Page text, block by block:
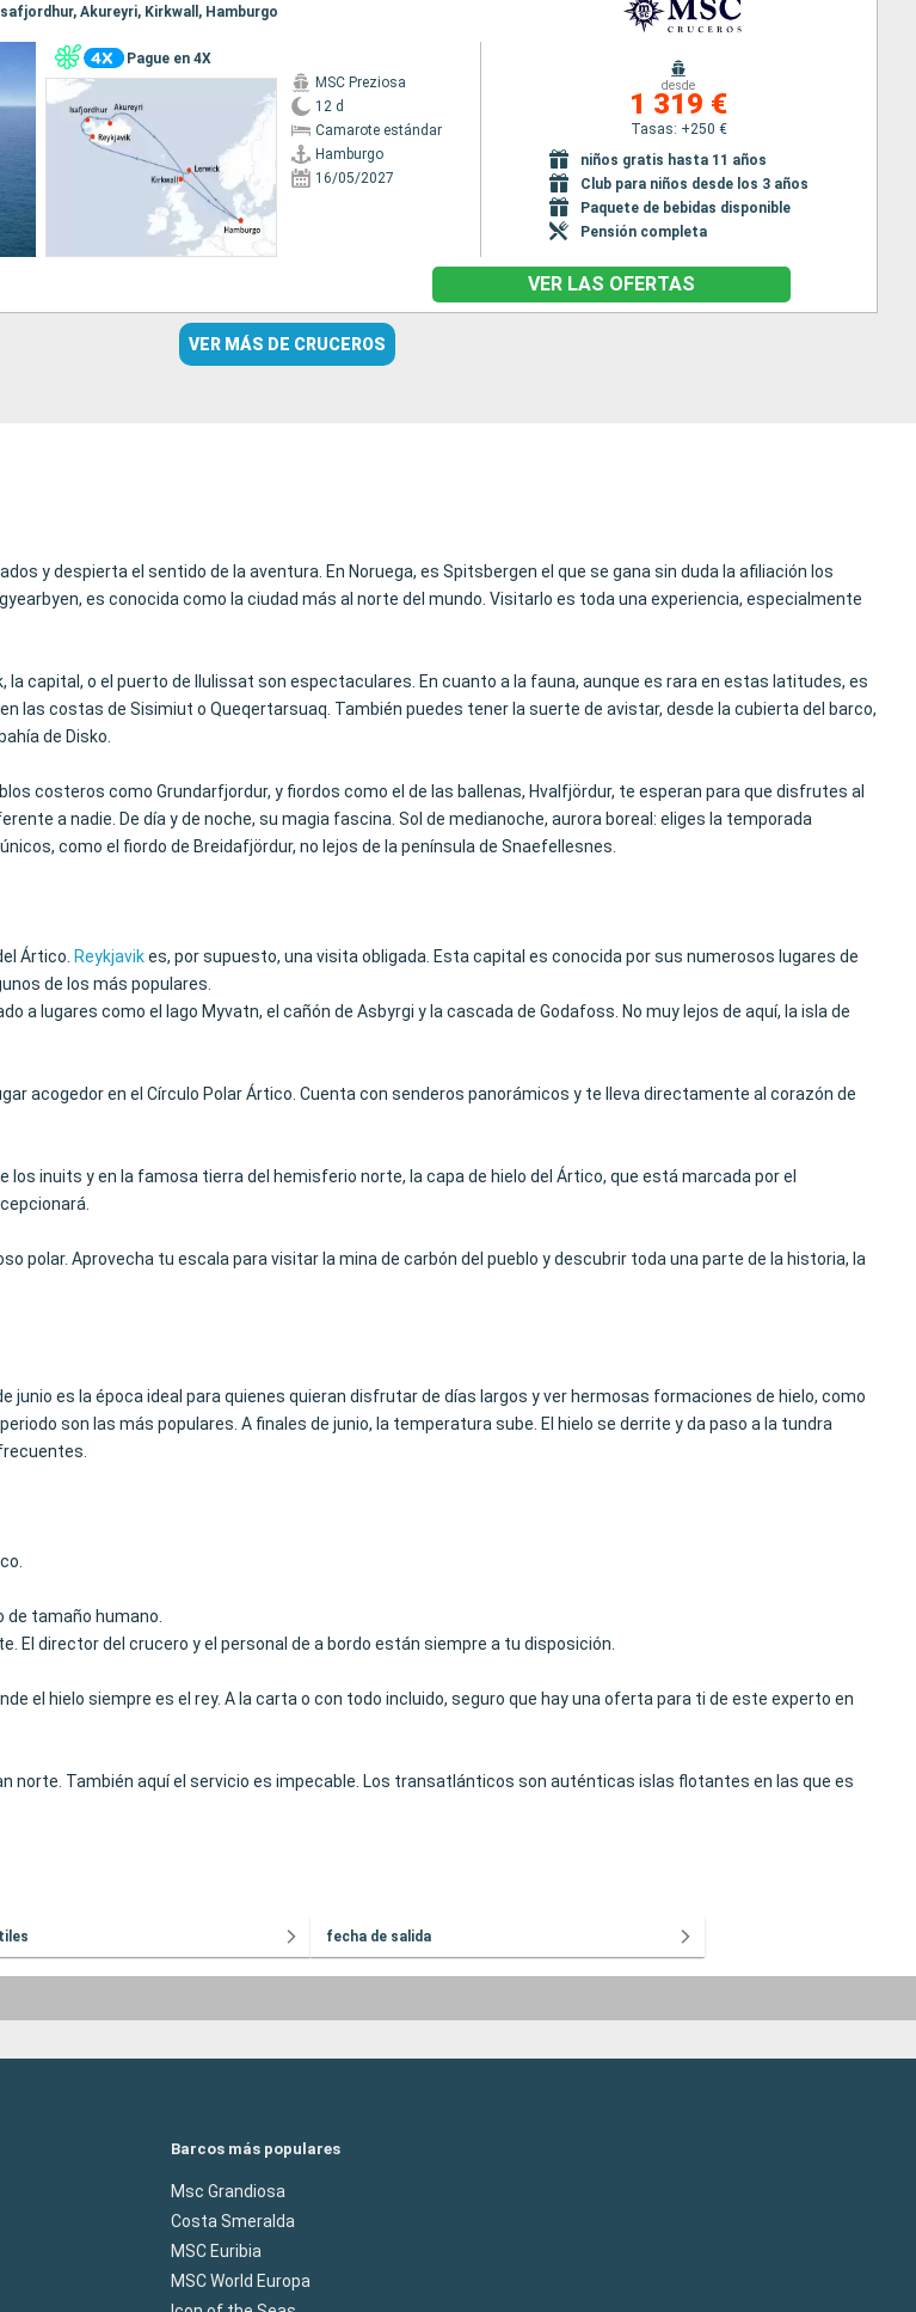
Akureyri, Kirkwall, Hamburgo
Pague en 4X
MSC Preziosa
12 d
Camarote estándar
Hamburgo
16/05/2027
desde
1 319 €
Tasas: +250 €
niños gratis hasta 11 años
Club para niños desde los 3 años
Paquete de bebidas disponible
Pensión completa
VER LAS OFERTAS
VER MÁS DE CRUCEROS
y despierta el sentido de la aventura. En Noruega, es Spitsbergen el que se gana sin duda la afiliación los
es conocida como la ciudad más al norte del mundo. Visitarlo es toda una experiencia, especialmente
capital, o el puerto de Ilulissat son espectaculares. En cuanto a la fauna, aunque es rara en estas latitudes, es
las costas de Sisimiut o Queqertarsuaq. También puedes tener la suerte de avistar, desde la cubierta del barco,
de Disko.
costeros como Grundarfjordur, y fiordos como el de las ballenas, Hvalfjördur, te esperan para que disfrutes al
a nadie. De día y de noche, su magia fascina. Sol de medianoche, aurora boreal: eliges la temporada
como el fiordo de Breidafjördur, no lejos de la península de Snaefellesnes.
Ártico. Reykjavikes, por supuesto, una visita obligada. Esta capital es conocida por sus numerosos lugares de
de los más populares.
lugares como el lago Myvatn, el cañón de Asbyrgi y la cascada de Godafoss. No muy lejos de aquí, la isla de
acogedor en el Círculo Polar Ártico. Cuenta con senderos panorámicos y te lleva directamente al corazón de
inuits y en la famosa tierra del hemisferio norte, la capa de hielo del Ártico, que está marcada por el
polar. Aprovecha tu escala para visitar la mina de carbón del pueblo y descubrir toda una parte de la historia, la
junio es la época ideal para quienes quieran disfrutar de días largos y ver hermosas formaciones de hielo, como
son las más populares. A finales de junio, la temperatura sube. El hielo se derrite y da paso a la tundra
tamaño humano.
El director del crucero y el personal de a bordo están siempre a tu disposición.
el hielo siempre es el rey. A la carta o con todo incluido, seguro que hay una oferta para ti de este experto en
norte. También aquí el servicio es impecable. Los transatlánticos son auténticas islas flotantes en las que es
fecha de salida
Barcos más populares
Msc Grandiosa
Costa Smeralda
MSC Euribia
MSC World Europa